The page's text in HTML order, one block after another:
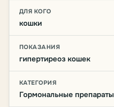
ДЛЯ КОГО
кошки
ПОКАЗАНИЯ
гипертиреоз кошек
КАТЕГОРИЯ
Гормональные препараты